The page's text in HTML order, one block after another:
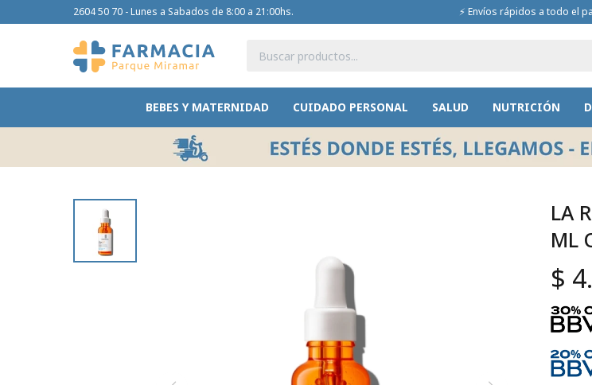
BEBES Y MATERNIDAD CUIDADO PERSONAL SALUD NUTRICIÓN
2604 50 70 - Lunes a Sabados de 8:00 a 21:00hs. ⚡ Envíos rápidos a todo el
LA
ML
$